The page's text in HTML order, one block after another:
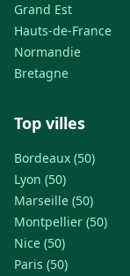
Grand Est
Hauts-de-France
Normandie
Bretagne
Top villes
Bordeaux (50)
Lyon (50)
Marseille (50)
Montpellier (50)
Nice (50)
Paris (50)